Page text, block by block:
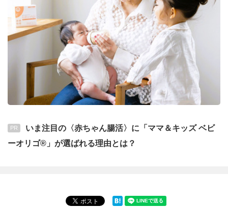
PR
いま注目の〈赤ちゃん腸活〉に「ママ＆キッズ ベビ
ーオリゴ®」が選ばれる理由とは？